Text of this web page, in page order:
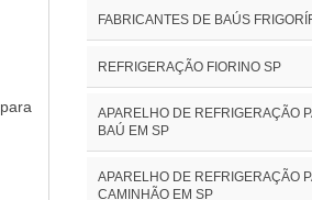
e
FABRICANTES DE BAÚS
REFRIGERAÇÃO FIORINO SP
APARELHO DE REFRIGERAÇÃO
BAÚ EM SP
APARELHO DE REFRIGERAÇÃO
CAMINHÃO EM SP